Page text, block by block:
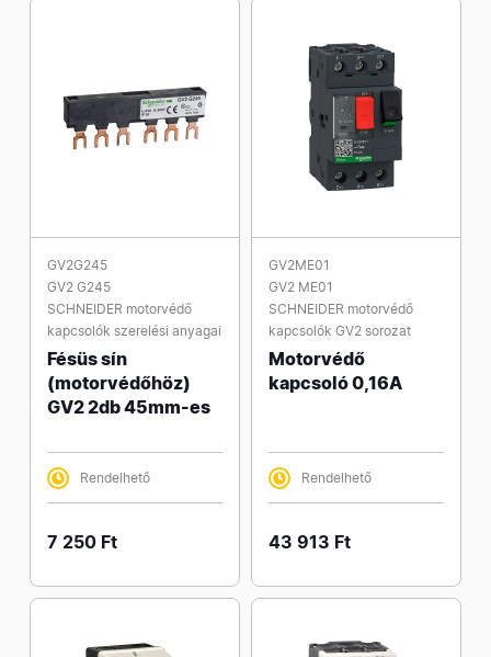
GV2G245
GV2 G245
SCHNEIDER motorvédő
kapcsolók szerelési anyagai
Fésüs sín
(motorvédőhöz)
GV2 2db 45mm-es
Rendelhető
7 250 Ft
GV2ME01
GV2 ME01
SCHNEIDER motorvédő
kapcsolók GV2 sorozat
Motorvédő
kapcsoló 0,16A
Rendelhető
43 913 Ft